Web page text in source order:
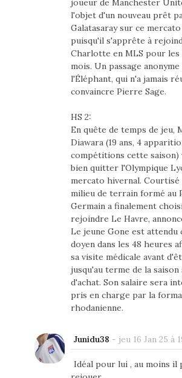
l'objet d'un nouveau prêt
Galatasaray sur ce
puisqu'il s'apprête à
Charlotte en MLS pour les
mois. Un passage
l'Éléphant, qui n'a jamais
convaincre Pierre Sage.
HS 2:
En quête de temps de jeu,
Diawara (19 ans, 4
compétitions cette saison)
bien quitter l'Olympique
mercato hivernal. Courtisé
milieu de terrain formé au
Germain a finalement
rejoindre Le Havre,
Le jeune Gone est attendu
doyen dans les 48 heures
sa visite médicale avant
jusqu'au terme de la
d'achat. Son salaire sera
pris en charge par la
rhodanienne.
Junidu38 - jeu 16 Jan 25 à
Idéal pour lui , au moins il